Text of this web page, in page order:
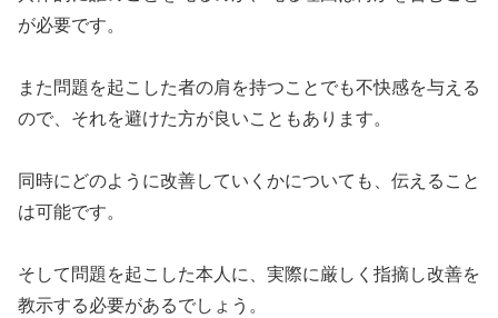
が必要です。
また問題を起こした者の肩を持つことでも不快感を与える
ので、それを避けた方が良いこともあります。
同時にどのように改善していくかについても、伝えること
は可能です。
そして問題を起こした本人に、実際に厳しく指摘し改善を
教示する必要があるでしょう。